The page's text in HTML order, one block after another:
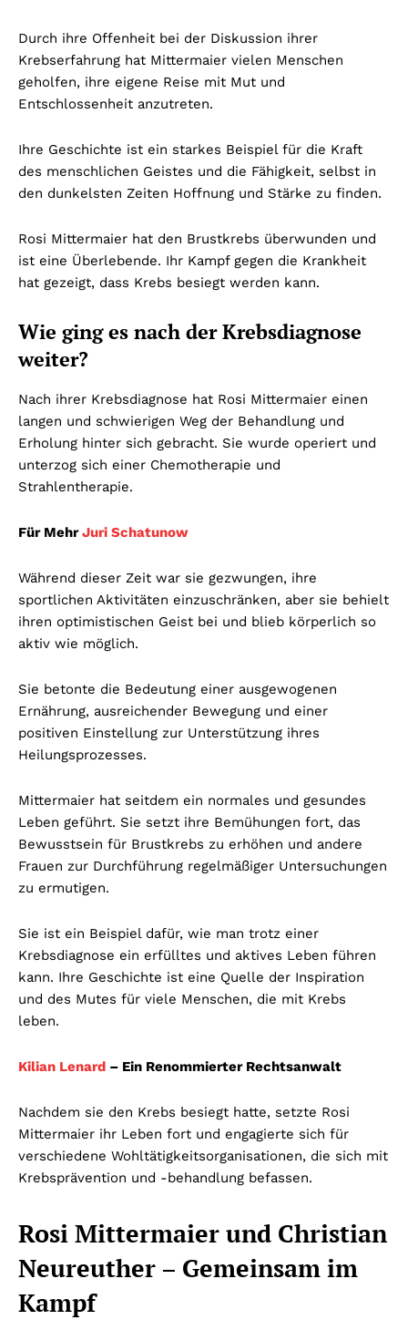
Durch ihre Offenheit bei der Diskussion ihrer
Krebserfahrung hat Mittermaier vielen Menschen
geholfen, ihre eigene Reise mit Mut und
Entschlossenheit anzutreten.
Ihre Geschichte ist ein starkes Beispiel für die Kraft
des menschlichen Geistes und die Fähigkeit, selbst in
den dunkelsten Zeiten Hoffnung und Stärke zu finden.
Rosi Mittermaier hat den Brustkrebs überwunden und
ist eine Überlebende. Ihr Kampf gegen die Krankheit
hat gezeigt, dass Krebs besiegt werden kann.
Wie ging es nach der Krebsdiagnose
weiter?
Nach ihrer Krebsdiagnose hat Rosi Mittermaier einen
langen und schwierigen Weg der Behandlung und
Erholung hinter sich gebracht. Sie wurde operiert und
unterzog sich einer Chemotherapie und
Strahlentherapie.
Für MehrJuri Schatunow
Während dieser Zeit war sie gezwungen, ihre
sportlichen Aktivitäten einzuschränken, aber sie behielt
ihren optimistischen Geist bei und blieb körperlich so
aktiv wie möglich.
Sie betonte die Bedeutung einer ausgewogenen
Ernährung, ausreichender Bewegung und einer
positiven Einstellung zur Unterstützung ihres
Heilungsprozesses.
Mittermaier hat seitdem ein normales und gesundes
Leben geführt. Sie setzt ihre Bemühungen fort, das
Bewusstsein für Brustkrebs zu erhöhen und andere
Frauen zur Durchführung regelmäßiger Untersuchungen
zu ermutigen.
Sie ist ein Beispiel dafür, wie man trotz einer
Krebsdiagnose ein erfülltes und aktives Leben führen
kann. Ihre Geschichte ist eine Quelle der Inspiration
und des Mutes für viele Menschen, die mit Krebs
leben.
Kilian Lenard – Ein Renommierter Rechtsanwalt
Nachdem sie den Krebs besiegt hatte, setzte Rosi
Mittermaier ihr Leben fort und engagierte sich für
verschiedene Wohltätigkeitsorganisationen, die sich mit
Krebsprävention und -behandlung befassen.
Rosi Mittermaier und Christian
Neureuther – Gemeinsam im
Kampf